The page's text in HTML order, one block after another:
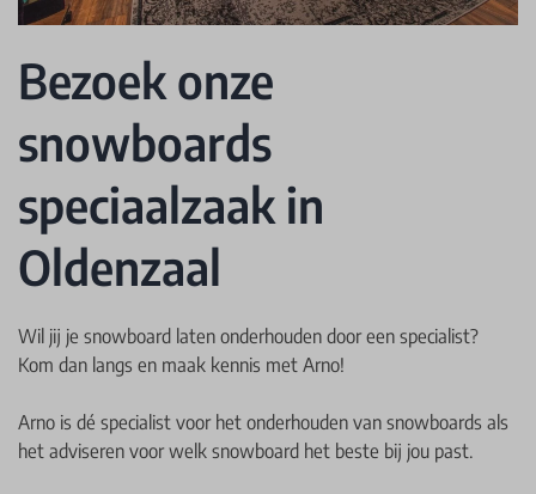
Bezoek onze
snowboards
speciaalzaak in
Oldenzaal
Wil jij je snowboard laten onderhouden door een specialist?
Kom dan langs en maak kennis met Arno!
Arno is dé specialist voor het onderhouden van snowboards als
het adviseren voor welk snowboard het beste bij jou past.